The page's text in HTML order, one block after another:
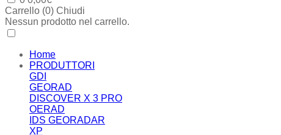
Carrello (0) Chiudi
Nessun prodotto nel carrello.
Home
PRODUTTORI
GDI
GEORAD
DISCOVER X 3 PRO
OERAD
IDS GEORADAR
XP